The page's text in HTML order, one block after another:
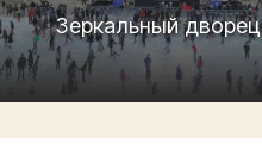
Зеркальный дворец